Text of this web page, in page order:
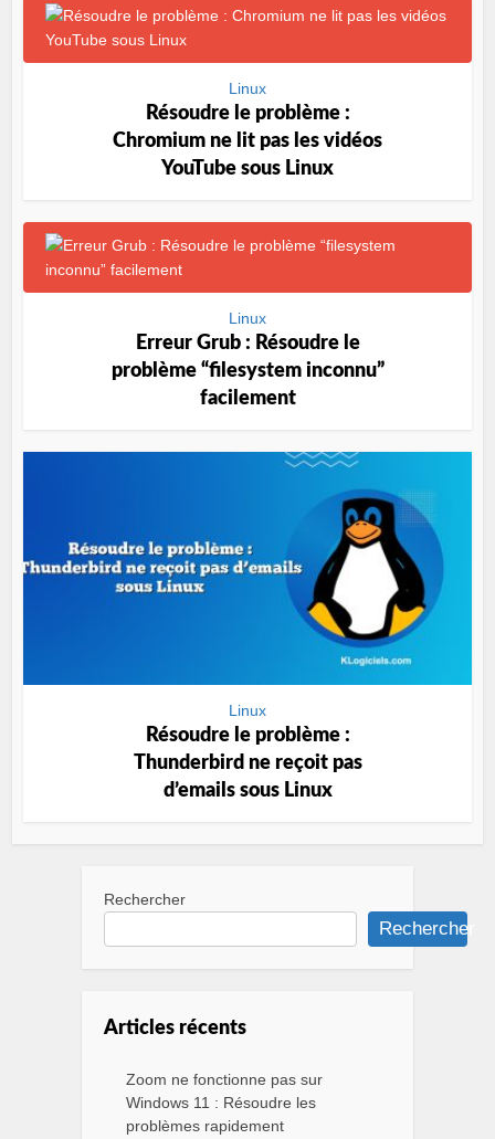
Linux
Résoudre le problème :
Chromium ne lit pas les vidéos
YouTube sous Linux
Linux
Erreur Grub : Résoudre le
problème “filesystem inconnu”
facilement
Linux
Résoudre le problème :
Thunderbird ne reçoit pas
d’emails sous Linux
Rechercher
Rechercher
Articles récents
Zoom ne fonctionne pas sur
Windows 11 : Résoudre les
problèmes rapidement